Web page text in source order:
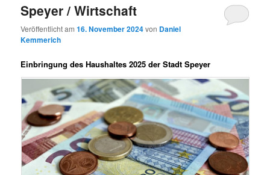
Speyer / Wirtschaft
Veröffentlicht am16. November 2024von Daniel
Kemmerich
Einbringung des Haushaltes 2025 der Stadt Speyer